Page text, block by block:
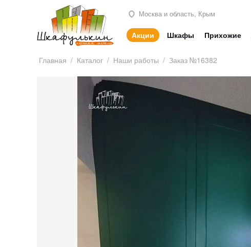
Москва и область, Крым
Акции Шкафы Прихожие
Главная / Каталог / Наши работы / Заказ №16382